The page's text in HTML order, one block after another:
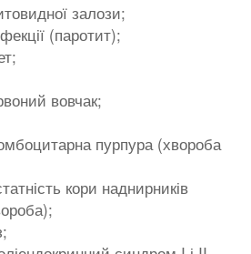
залози;
(паротит);
вовчак;
пурпура (хвороба
кори наднирників